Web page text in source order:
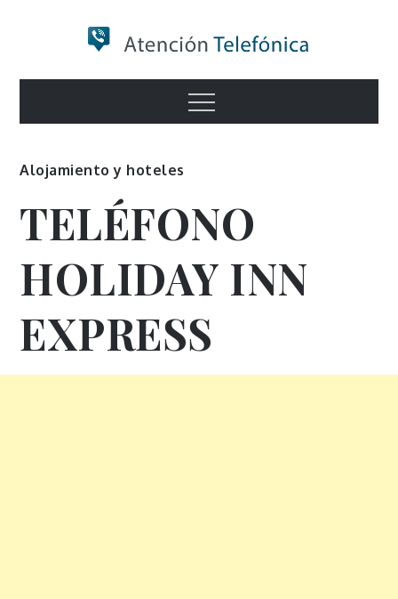
Numero de
Información
Menu
Alojamiento y hoteles
TELÉFONO
HOLIDAY INN
EXPRESS